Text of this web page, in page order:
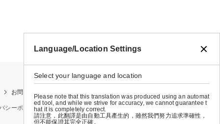
お問い合わせ
シーポリシー 特定商取引法に基づく表示 会社概要
Language/Location Settings
Select your language and location
Please note that this translation was produced using an automat
ed tool, and while we strive for accuracy, we cannot guarantee t
hat it is completely correct.
請注意，此翻譯是由自動工具產生的，雖然我們努力追求準確性，
但不能保證其完全正確。